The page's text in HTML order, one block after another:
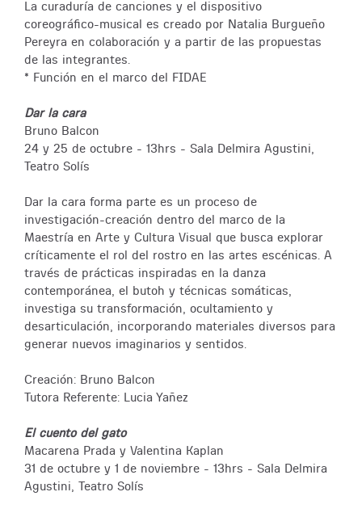
La curaduría de canciones y el dispositivo
coreográfico-musical es creado por Natalia Burgueño
Pereyra en colaboración y a partir de las propuestas
de las integrantes.
* Función en el marco del FIDAE
Dar la cara
Bruno Balcon
24 y 25 de octubre - 13hrs - Sala Delmira Agustini,
Teatro Solís
Dar la cara forma parte es un proceso de
investigación-creación dentro del marco de la
Maestría en Arte y Cultura Visual que busca explorar
críticamente el rol del rostro en las artes escénicas. A
través de prácticas inspiradas en la danza
contemporánea, el butoh y técnicas somáticas,
investiga su transformación, ocultamiento y
desarticulación, incorporando materiales diversos para
generar nuevos imaginarios y sentidos.
Creación: Bruno Balcon
Tutora Referente: Lucia Yañez
El cuento del gato
Macarena Prada y Valentina Kaplan
31 de octubre y 1 de noviembre - 13hrs - Sala Delmira
Agustini, Teatro Solís